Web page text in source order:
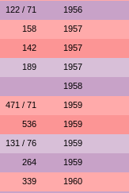
122 / 71 1956
158 1957
142 1957
189 1957
1958
471 / 71 1959
536 1959
131 / 76 1959
264 1959
339 1960